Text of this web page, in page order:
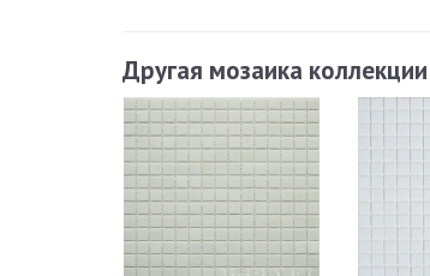
Другая мозаика коллекции